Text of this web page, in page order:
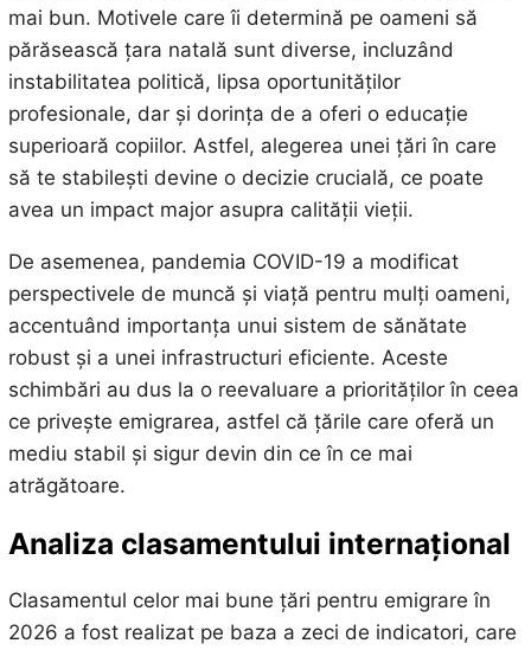
mai bun. Motivele care îi determină pe oameni să
părăsească țara natală sunt diverse, incluzând
instabilitatea politică, lipsa oportunităților
profesionale, dar și dorința de a oferi o educație
superioară copiilor. Astfel, alegerea unei țări în care
să te stabilești devine o decizie crucială, ce poate
avea un impact major asupra calității vieții.
De asemenea, pandemia COVID-19 a modificat
perspectivele de muncă și viață pentru mulți oameni,
accentuând importanța unui sistem de sănătate
robust și a unei infrastructuri eficiente. Aceste
schimbări au dus la o reevaluare a priorităților în ceea
ce privește emigrarea, astfel că țările care oferă un
mediu stabil și sigur devin din ce în ce mai
atrăgătoare.
Analiza clasamentului internațional
Clasamentul celor mai bune țări pentru emigrare în
2026 a fost realizat pe baza a zeci de indicatori, care